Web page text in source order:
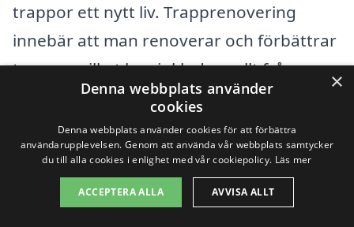
trappor ett nytt liv. Trapprenovering
innebär att man renoverar och förbättrar
trappor, vilket kan inkludera allt från
slipning av trägolv till installation av nya
beläggningar. Genom att anlita
professionella inom området kan du
säkerställa att arbetet utförs med kvalitet
och omtanke.
×
Denna webbplats använder
cookies
Denna webbplats använder cookies för att förbättra
användarupplevelsen. Genom att använda vår webbplats samtycker
du till alla cookies i enlighet med vår cookiepolicy. Läs mer
ACCEPTERA ALLA AVVISA ALLT